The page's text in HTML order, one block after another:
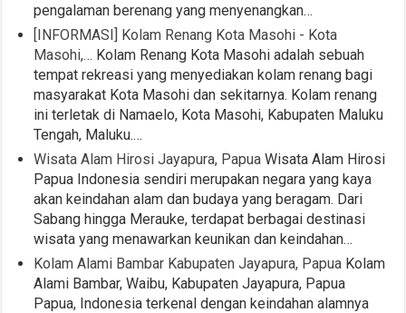
pengalaman berenang yang menyenangkan…
[INFORMASI] Kolam Renang Kota Masohi - Kota
Masohi,… Kolam Renang Kota Masohi adalah sebuah
tempat rekreasi yang menyediakan kolam renang bagi
masyarakat Kota Masohi dan sekitarnya. Kolam renang
ini terletak di Namaelo, Kota Masohi, Kabupaten Maluku
Tengah, Maluku.…
Wisata Alam Hirosi Jayapura, Papua Wisata Alam Hirosi
Papua Indonesia sendiri merupakan negara yang kaya
akan keindahan alam dan budaya yang beragam. Dari
Sabang hingga Merauke, terdapat berbagai destinasi
wisata yang menawarkan keunikan dan keindahan…
Kolam Alami Bambar Kabupaten Jayapura, Papua Kolam
Alami Bambar, Waibu, Kabupaten Jayapura, Papua
Papua, Indonesia terkenal dengan keindahan alamnya